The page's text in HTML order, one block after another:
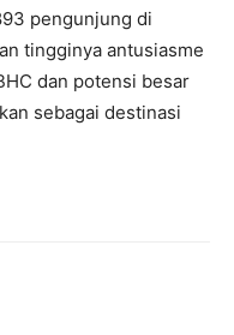
pengunjung di
tingginya antusiasme
dan potensi besar
sebagai destinasi